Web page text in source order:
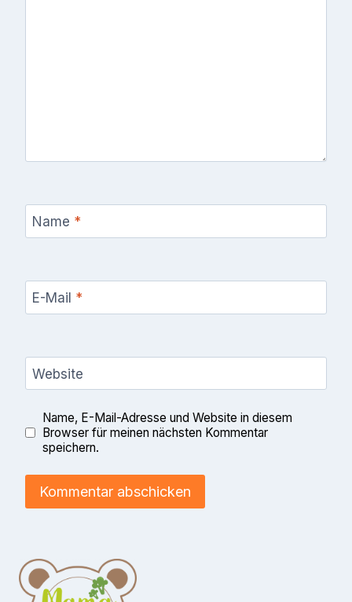
Name *
E-Mail *
Website
Name, E-Mail-Adresse und Website in diesem
Browser für meinen nächsten Kommentar
speichern.